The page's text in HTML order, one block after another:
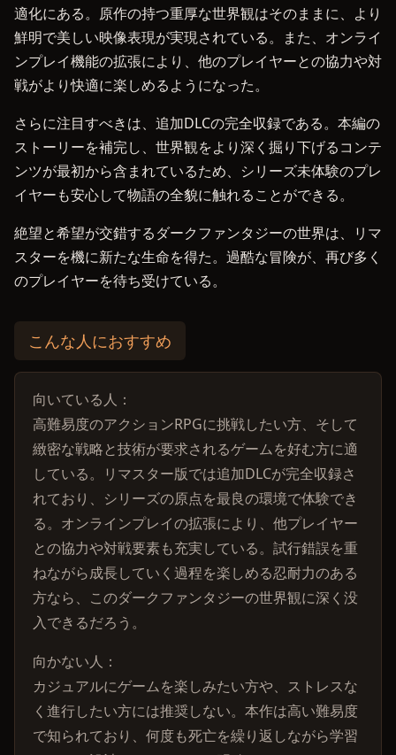
適化にある。原作の持つ重厚な世界観はそのままに、より
鮮明で美しい映像表現が実現されている。また、オンライ
ンプレイ機能の拡張により、他のプレイヤーとの協力や対
戦がより快適に楽しめるようになった。
さらに注目すべきは、追加DLCの完全収録である。本編の
ストーリーを補完し、世界観をより深く掘り下げるコンテ
ンツが最初から含まれているため、シリーズ未体験のプレ
イヤーも安心して物語の全貌に触れることができる。
絶望と希望が交錯するダークファンタジーの世界は、リマ
スターを機に新たな生命を得た。過酷な冒険が、再び多く
のプレイヤーを待ち受けている。
こんな人におすすめ
向いている人：
高難易度のアクションRPGに挑戦したい方、そして
緻密な戦略と技術が要求されるゲームを好む方に適
している。リマスター版では追加DLCが完全収録さ
れており、シリーズの原点を最良の環境で体験でき
る。オンラインプレイの拡張により、他プレイヤー
との協力や対戦要素も充実している。試行錯誤を重
ねながら成長していく過程を楽しめる忍耐力のある
方なら、このダークファンタジーの世界観に深く没
入できるだろう。
向かない人：
カジュアルにゲームを楽しみたい方や、ストレスな
く進行したい方には推奨しない。本作は高い難易度
で知られており、何度も死亡を繰り返しながら学習